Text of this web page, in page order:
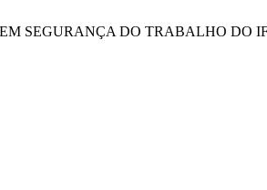
SEGURANÇA DO TRABALHO DO